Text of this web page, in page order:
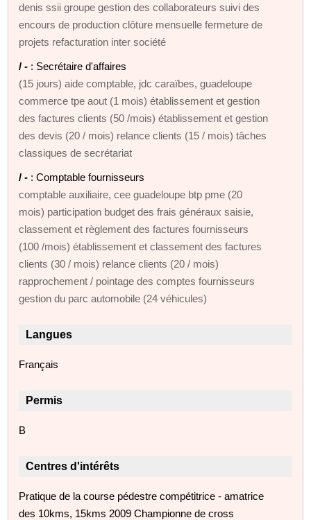
denis ssii groupe gestion des collaborateurs suivi des
encours de production clôture mensuelle fermeture de
projets refacturation inter société
/ - : Secrétaire d'affaires
(15 jours) aide comptable, jdc caraïbes, guadeloupe
commerce tpe aout (1 mois) établissement et gestion
des factures clients (50 /mois) établissement et gestion
des devis (20 / mois) relance clients (15 / mois) tâches
classiques de secrétariat
/ - : Comptable fournisseurs
comptable auxiliaire, cee guadeloupe btp pme (20
mois) participation budget des frais généraux saisie,
classement et règlement des factures fournisseurs
(100 /mois) établissement et classement des factures
clients (30 / mois) relance clients (20 / mois)
rapprochement / pointage des comptes fournisseurs
gestion du parc automobile (24 véhicules)
Langues
Français
Permis
B
Centres d'intérêts
Pratique de la course pédestre compétitrice - amatrice
des 10kms, 15kms 2009 Championne de cross